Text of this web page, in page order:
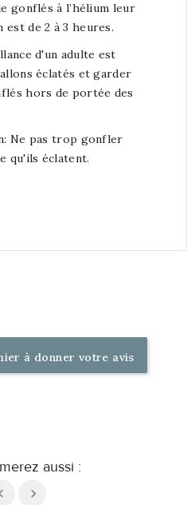
gonflés à l’hélium leur
de 2 à 3 heures.
d'un adulte est
éclatés et garder
hors de portée des
Ne pas trop gonfler
qu'ils éclatent.
à donner votre avis
aussi :